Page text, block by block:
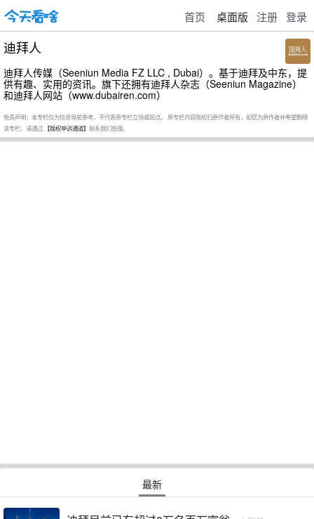
首页 桌面版 注册 登录
迪拜人
迪拜人传媒（Seeniun Media FZ LLC , Dubai）。基于迪拜及中东，提
供有趣、实用的资讯。旗下还拥有迪拜人杂志（Seeniun Magazine）
和迪拜人网站（www.dubairen.com）
免责声明：本专栏仅为信息导航参考，不代表原专栏立场或观点。 原专栏内容版权归原作者所有，如您为原作者并希望删除
该专栏，请通过 【版权申诉通道】 联系我们处理。
最新